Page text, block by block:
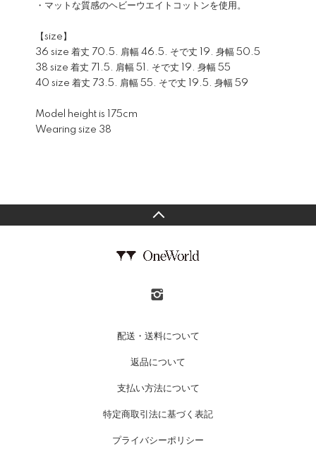
・マットな質感のヘビーウエイトコットンを使用。
【size】
36 size 着丈 70.5. 肩幅 46.5. そで丈 19. 身幅 50.5
38 size 着丈 71.5. 肩幅 51. そで丈 19. 身幅 55
40 size 着丈 73.5. 肩幅 55. そで丈 19.5. 身幅 59
Model height is 175cm
Wearing size 38
配送・送料について
返品について
支払い方法について
特定商取引法に基づく表記
プライバシーポリシー